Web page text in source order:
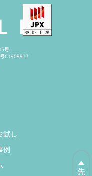
号
C1909977
試し
例